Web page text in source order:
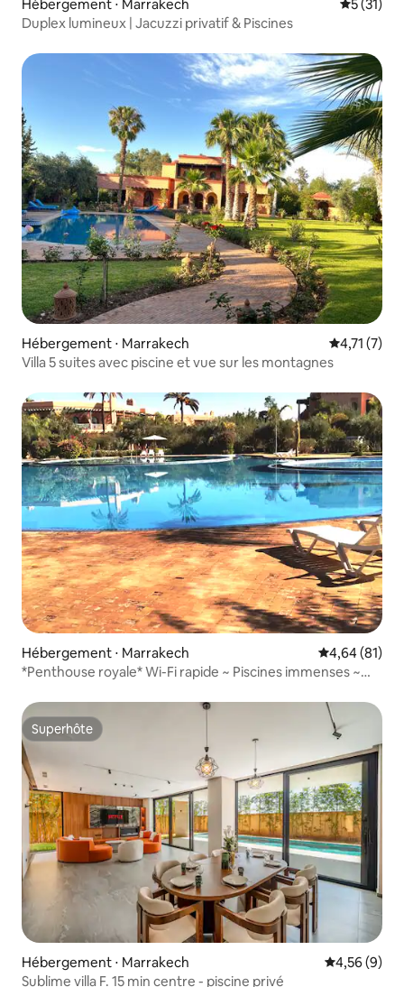
Hébergement ⋅ Marrakech
5 (31)
Duplex lumineux | Jacuzzi privatif & Piscines
Hébergement ⋅ Marrakech Évaluation
4,71 (7)
Villa 5 suites avec piscine et vue sur les montagnes
Hébergement ⋅ Marrakech Évaluation
4,64 (81)
*Penthouse royale* Wi-Fi rapide ~ Piscines immenses ~
Superhôte
Superhôte
Hébergement ⋅ Marrakech Évaluation
4,56 (9)
Sublime villa F. 15 min centre - piscine privé